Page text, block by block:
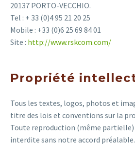
20137 PORTO-VECCHIO.
Tel : + 33 (0)4 95 21 20 25
Mobile : +33 (0)6 25 69 84 01
Site : http://www.rskcom.com/
Propriété
Tous les textes, logos, photos et
titre des lois et conventions sur la
Toute reproduction (même
interdite sans notre accord préalable.